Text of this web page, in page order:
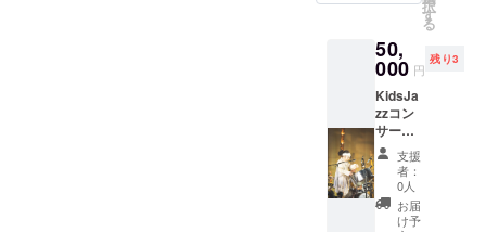
ト来場
もたち
や動画
をご覧
いただ
く皆様
にご紹
介させ
ていた
だきま
す。 ＊
支援
応援
セージ
書き方
例「み
んなで
コン
サート
を楽し
んで
ね！
〇〇よ
り」 ＊
掲載を
希望さ
れるお
名前と
メッ
セージ
をご記
入くだ
さい。
く皆様
にご紹
介させ
ていた
だきま
す。
【メッ
セージ
記載
例】
「KidsJ
く皆様
にご紹
ていた
だきま
す。 ＊
支援
時、必
ず備考
欄に掲
載を希
10月以
降とな
ります
＊
Happy
Birthda
y song
の中に
「◯が
つ○日＊
＊ちゃ
ワーク
プ 国内
外で幅
広く活
躍する
ユー
フォニ
ウム奏
者照喜
名俊典
氏が出
張ワー
択
す
る
50,
000 円
残り3
KidsJa
zzコン
サート
出演
者！ス
テイxー
ルパン
奏者奏
支援
者：
0人
お届
け予